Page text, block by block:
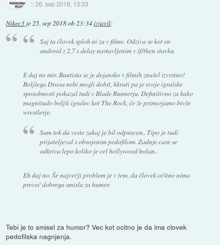
::26. sep 2018, 13:33
Nikec3 je25. sep 2018 ob 23:34izjavil:
Saj ta človek sploh ni za v filme. Odziva se kot en
android z 2,7 s delay nastavljenim v if/then stavku.
E daj no mir. Bautista se je dejansko v filmih znašel izvrstno!
Boljšega Draxa nebi mogli dobit, hkrati pa je svoje igralske
sposobnosti pokazal tudi v Blade Runnerju. Definitivno za kako
magnitudo boljši igralec kot The Rock, če že primerjamo bivše
wrestlerje.
Sam tok da veste zakaj je bil odpuscen.. Tipo je tudi
prijateljeval s obsojenim pedofilom. Zadnje case se
odkriva lepo koliko je cel hollywood bolan..
Eh daj no. Še največji problem je v tem, da človek očitno nima
preveč dobrega smisla za humor.
Tebi je to smisel za humor? Vec kot ocitno je da ima clovek
pedofilska nagnjenja.